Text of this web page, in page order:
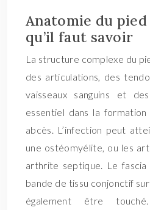
Anatomie du pied
qu’il faut savoir
La structure complexe du
des articulations, des
vaisseaux sanguins et
essentiel dans la
abcès. L’infection peut
une ostéomyélite, ou les
arthrite septique. Le fascia
bande de tissu conjonctif
également être